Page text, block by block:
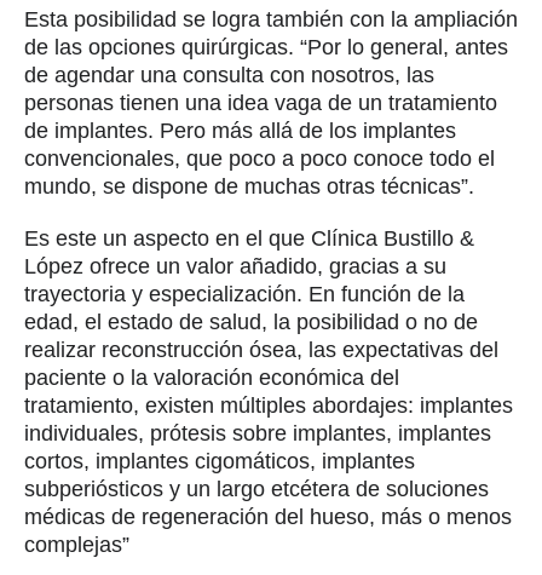
Esta posibilidad se logra también con la ampliación
de las opciones quirúrgicas. “Por lo general, antes
de agendar una consulta con nosotros, las
personas tienen una idea vaga de un tratamiento
de implantes. Pero más allá de los implantes
convencionales, que poco a poco conoce todo el
mundo, se dispone de muchas otras técnicas”.
Es este un aspecto en el que Clínica Bustillo &
López ofrece un valor añadido, gracias a su
trayectoria y especialización. En función de la
edad, el estado de salud, la posibilidad o no de
realizar reconstrucción ósea, las expectativas del
paciente o la valoración económica del
tratamiento, existen múltiples abordajes: implantes
individuales, prótesis sobre implantes, implantes
cortos, implantes cigomáticos, implantes
subperiósticos y un largo etcétera de soluciones
médicas de regeneración del hueso, más o menos
complejas”